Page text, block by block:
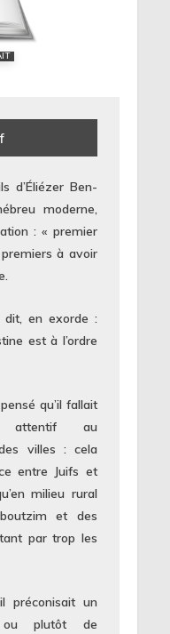
d’Éliézer Ben-
moderne,
: « premier
à avoir
dit, en exorde :
est à l’ordre
qu’il fallait
attentif au
villes : cela
entre Juifs et
milieu rural
et des
par trop les
préconisait un
ou plutôt de